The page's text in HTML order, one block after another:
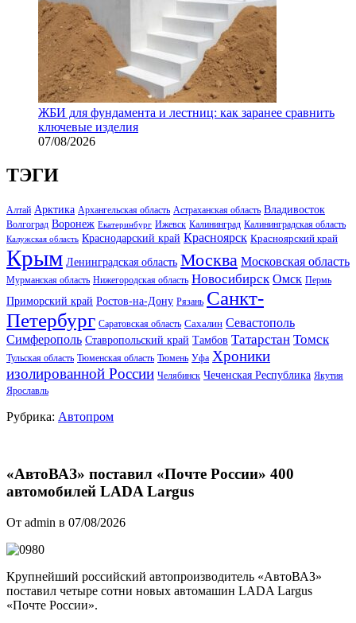
ЖБИ для фундамента и лестниц: как заранее сравнить
ключевые изделия
07/08/2026
ТЭГИ
Алтай Арктика Архангельская область Астраханская область Владивосток
Волгоград Воронеж Екатеринбург Ижевск Калининград Калининградская область
Калужская область Краснодарский край Красноярск Красноярский край
Крым Ленинградская область Москва Московская область
Мурманская область Нижегородская область Новосибирск Омск Пермь
Приморский край Ростов-на-Дону Рязань Санкт-
Петербург Саратовская область Сахалин Севастополь
Симферополь Ставропольский край Тамбов Татарстан Томск
Тульская область Тюменская область Тюмень Уфа Хроники
изолированной России Челябинск Чеченская Республика Якутия
Ярославль
Рубрика: Автопром
«АвтоВАЗ» поставил «Почте России» 400
автомобилей LADA Largus
От admin в 07/08/2026
Крупнейший российский автопроизводитель «АвтоВАЗ»
поставил четыре сотни новых автомашин LADA Largus
«Почте России».